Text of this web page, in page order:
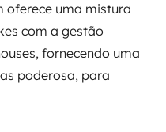
oferece uma mistura
com a gestão
fornecendo uma
poderosa, para